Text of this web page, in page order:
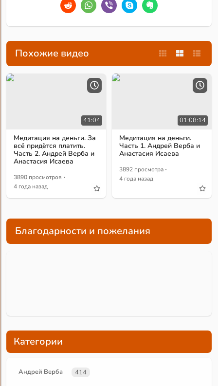
Похожие видео
41:04
Медитация на деньги. За
всё придётся платить.
Часть 2. Андрей Верба и
Анастасия Исаева
3890 просмотров ·
4 года назад
01:08:14
Медитация на деньги.
Часть 1. Андрей Верба и
Анастасия Исаева
3892 просмотра ·
4 года назад
Благодарности и пожелания
Категории
Андрей Верба 414